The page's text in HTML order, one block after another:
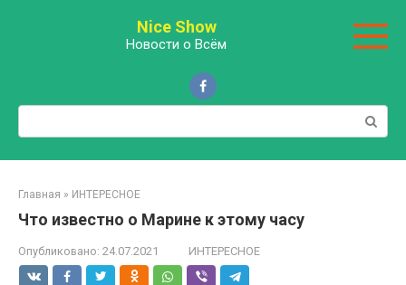
Nice Show
Новости о Всём
Поиск:
Главная » ИНТЕРЕСНОЕ
Что известно о Марине к этому часу
Опубликовано: 24.07.2021 ИНТЕРЕСНОЕ